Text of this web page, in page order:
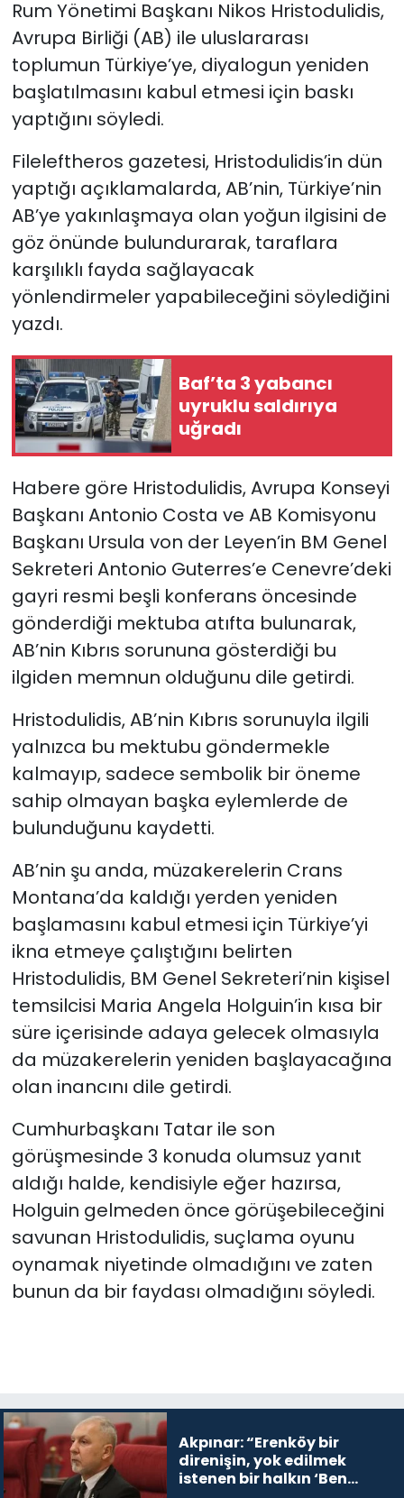
Rum Yönetimi Başkanı Nikos Hristodulidis,
Avrupa Birliği (AB) ile uluslararası
toplumun Türkiye’ye, diyalogun yeniden
başlatılmasını kabul etmesi için baskı
yaptığını söyledi.
Fileleftheros gazetesi, Hristodulidis’in dün
yaptığı açıklamalarda, AB’nin, Türkiye’nin
AB’ye yakınlaşmaya olan yoğun ilgisini de
göz önünde bulundurarak, taraflara
karşılıklı fayda sağlayacak
yönlendirmeler yapabileceğini söylediğini
yazdı.
Baf’ta 3 yabancı
uyruklu saldırıya
uğradı
Habere göre Hristodulidis,Avrupa Konseyi
Başkanı Antonio Costa ve AB Komisyonu
Başkanı Ursula von der Leyen’in BM Genel
Sekreteri Antonio Guterres’e Cenevre’deki
gayri resmi beşli konferans öncesinde
gönderdiği mektuba atıfta bulunarak,
AB’nin Kıbrıs sorununa gösterdiği bu
ilgiden memnun olduğunu dile getirdi.
Hristodulidis, AB’nin Kıbrıs sorunuyla ilgili
yalnızca bu mektubu göndermekle
kalmayıp, sadece sembolik bir öneme
sahip olmayan başka eylemlerde de
bulunduğunu kaydetti.
AB’nin şu anda, müzakerelerin Crans
Montana’da kaldığı yerden yeniden
başlamasını kabul etmesi için Türkiye’yi
ikna etmeye çalıştığını belirten
Hristodulidis, BM Genel Sekreteri’nin kişisel
temsilcisi Maria Angela Holguin’in kısa bir
süre içerisinde adaya gelecek olmasıyla
da müzakerelerin yeniden başlayacağına
olan inancını dile getirdi.
Cumhurbaşkanı Tatar ile son
görüşmesinde 3 konuda olumsuz yanıt
aldığı halde, kendisiyle eğer hazırsa,
Holguin gelmeden önce görüşebileceğini
savunan Hristodulidis, suçlama oyunu
oynamak niyetinde olmadığını ve zaten
bunun da bir faydası olmadığını söyledi.
Akpınar: “Erenköy bir
direnişin, yok edilmek
istenen bir halkın ‘Ben
SAĞLIK
Spor
Teknoloji
TÜRKiYE
Video Galeri
YAŞAM
Yazarlar